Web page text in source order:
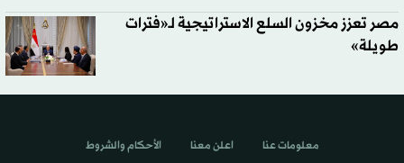
مصر تعزز مخزون السلع الاستراتيجية لـ«فترات
طويلة»
معلومات عنا اعلن معنا الأحكام والشروط